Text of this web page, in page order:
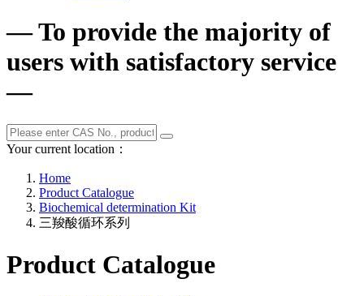
— To provide the majority of
users with satisfactory service
—
Your current location：
Home
Product Catalogue
Biochemical determination Kit
三羧酸循环系列
Product Catalogue